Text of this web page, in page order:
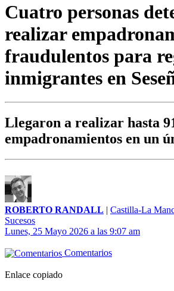
Cuatro personas
realizar
fraudulentos para
inmigrantes en
Llegaron a realizar hasta
empadronamientos en un
ROBERTO RANDALL | Castilla-La
Sucesos
Lunes, 25 Mayo 2026 a las 9:07 am
Comentarios
Enlace copiado